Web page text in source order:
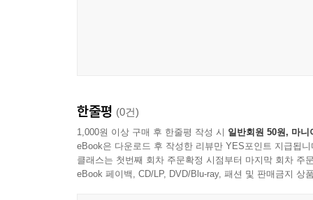
한줄평 (0건)
1,000원 이상 구매 후 한줄평 작성 시 일반회원 50원, 마니
eBook은 다운로드 후 작성한 리뷰만 YES포인트 지급됩니
클래스는 첫번째 회차 주문확정 시점부터 마지막 회차 주
eBook 페이백, CD/LP, DVD/Blu-ray, 패션 및 판매금지 상